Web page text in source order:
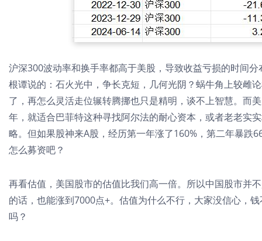
沪深300波动率和换手率都高于美股，导致收益亏损的时间
根谭说的：石火光中，争长克短，几何光阴？蜗牛角上较雌
了，再怎么灵活走位辗转腾挪也只是精明，谈不上智慧。而
年，就适合巴菲特这种寻找阿尔法的耐心资本，或者老老实
略。但如果股神来A股，经历第一年涨了160%，第二年暴跌
怎么募资吧？
再看估值，美国股市的估值比我们高一倍。所以中国股市并
的话，也能涨到7000点+。估值为什么不行，大家没信心，
吗？